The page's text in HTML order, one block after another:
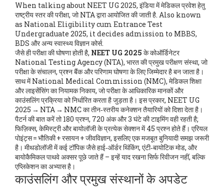
When talking about NEET UG 2025, इंडिया में मेडिकल प्रवेश हेतु
राष्ट्रीय स्तर की परीक्षा, जो NTA द्वारा आयोजित की जाती है. Also known
as National Eligibility cum Entrance Test
Undergraduate 2025, it decides admission to MBBS,
BDS और अन्य स्वास्थ्य विज्ञान कोर्स.
जैसे ही परीक्षा की घोषणा होती है, NEET UG 2025 के कोऑर्डिनेटर
National Testing Agency (NTA), भारत की प्रमुख परीक्षण संस्था, जो
परीक्षा के संचालन, प्रश्न बैंक और परिणाम घोषणा के लिए जिम्मेदार हैबन जाता है।
साथ मेंNational Medical Commission (NMC), मेडिकल शिक्षा
और लाइसेंसिंग का नियामक निकाय, जो परीक्षा के आधिकारिक मानकों और
काउंसलिंग प्रक्रिया को निर्धारित करता हैजुड़ता है। इस प्रकार, NEET UG
2025 → NTA → NMC का तीन‑स्तरीय कनेक्शन तैयारियों को दिशा देता है।
पैटर्न की बात करें तो 180 प्रश्न, 720 अंक और 3 घंटे की टाइमिंग वही रहती है;
फिज़िक्स, केमिस्ट्री और बायोलॉजी के प्रत्येक सेक्शन में 45 प्रश्न होते हैं। एरियल
पोइंट्स = भौतिकी + रसायन + जीवविज्ञान, इसलिए एक मजबूत बुनियादी समझ जरूरी
है। मीथडोलॉजी में कई टॉपिक जैसे हाई‑ऑर्डर थिंकिंग, एंटी‑बायोटिक मोड, और
बायोकैमिकल पाथवे अक्सर पूछे जाते हैं – इन्हें याद रखना सिर्फ रिवीजन नहीं, बल्कि
एप्लिकेशन का अभ्यास है।
काउंसलिंग और प्रमुख संस्थानों के अपडेट